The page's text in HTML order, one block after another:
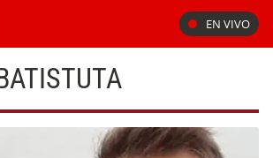
EN VIVO